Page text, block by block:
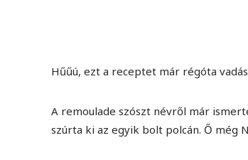
Hűűú, ezt a receptet már régóta
A remoulade szószt névről már
szúrta ki az egyik bolt polcán. Ő még